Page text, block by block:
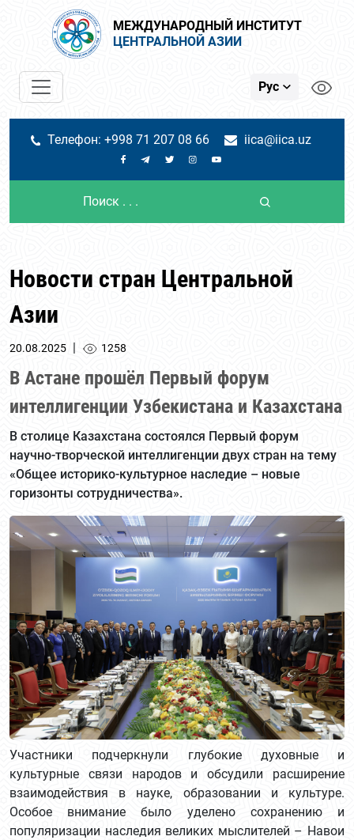
МЕЖДУНАРОДНЫЙ ИНСТИТУТ
ЦЕНТРАЛЬНОЙ АЗИИ
Рус
Телефон: +998 71 207 08 66 iica@iica.uz
Новости стран Центральной
Азии
20.08.2025 | 1258
В Астане прошёл Первый форум
интеллигенции Узбекистана и Казахстана
В столице Казахстана состоялся Первый форум
научно-творческой интеллигенции двух стран на тему
«Общее историко-культурное наследие – новые
горизонты сотрудничества».
Участники подчеркнули глубокие духовные и
культурные связи народов и обсудили расширение
взаимодействия в науке, образовании и культуре.
Особое внимание было уделено сохранению и
популяризации наследия великих мыслителей – Навои